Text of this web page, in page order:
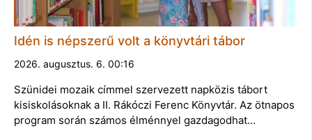
Idén is népszerű volt a könyvtári tábor
2026. augusztus. 6. 00:16
Szünidei mozaik címmel szervezett napközis tábort
kisiskolásoknak a II. Rákóczi Ferenc Könyvtár. Az ötnapos
program során számos élménnyel gazdagodhat…